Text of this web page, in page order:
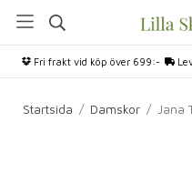
Fri frakt vid köp över 699:-
Startsida / Damskor / Jana